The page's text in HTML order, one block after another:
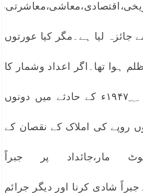
جائزہ لیا ہے۔مگر کیا عورتوں
ہوا تھا۔اگر اعداد وشمار کا
جائزہ لیا جائے تو ۱۹۴۷؁ء کے حادثے میں دونوں
روپے کی املاک کے نقصان کے
مار،جائداد پر جبراً
شادی کرنا اور دیگر جرائم